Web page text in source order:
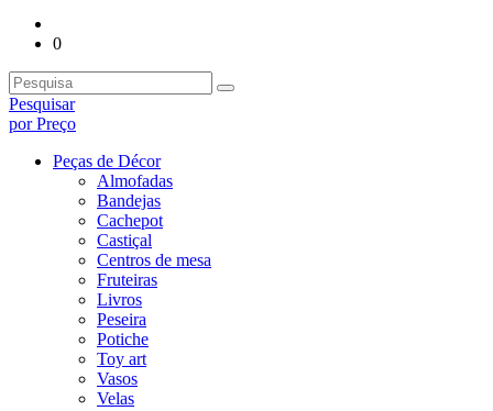
0
Pesquisar
por Preço
Peças de Décor
Almofadas
Bandejas
Cachepot
Castiçal
Centros de mesa
Fruteiras
Livros
Peseira
Potiche
Toy art
Vasos
Velas